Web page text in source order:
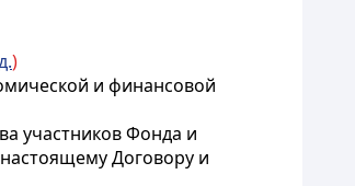
)
и финансовой
участников Фонда и
Договору и